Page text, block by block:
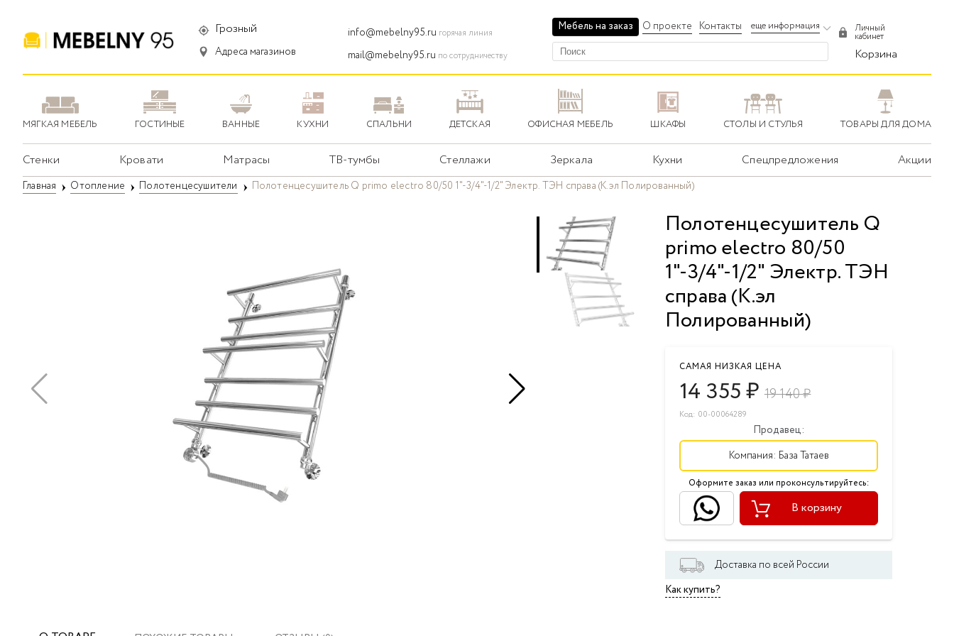
Грозный
Адреса магазинов
info@mebelny95.ru горячая линия
mail@mebelny95.ru по сотрудничеству
Мебель на заказ О проекте Контакты еще информация Личный
кабинет
Корзина
МЯГКАЯ МЕБЕЛЬ ГОСТИНЫЕ ВАННЫЕ КУХНИ СПАЛЬНИ ДЕТСКАЯ ОФИСНАЯ МЕБЕЛЬ ШКАФЫ СТОЛЫ И СТУЛЬЯ ТОВАРЫ ДЛЯ ДОМА
Стенки Кровати Матрасы ТВ-тумбы Стеллажи Зеркала Кухни Спецпредложения Акции
Главная Отопление Полотенцесушители Полотенцесушитель Q primo electro 80/50 1"-3/4"-1/2" Электр. ТЭН справа (К.эл Полированный)
Полотенцесушитель Q
primo electro 80/50
1"-3/4"-1/2" Электр. ТЭН
справа (К.эл
Полированный)
САМАЯ НИЗКАЯ ЦЕНА
14 355₽ 19 140₽
Код: 00-00064289
Продавец:
Компания: База Татаев
Оформите заказ или проконсультируйтесь:
В корзину
Доставка по всей России
Как купить?